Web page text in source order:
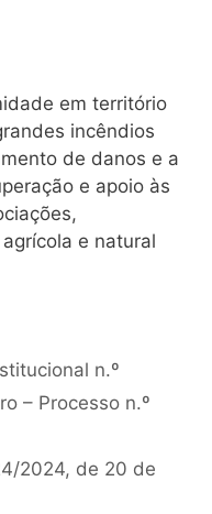
em território
incêndios
de danos e a
e apoio às
e natural
n.º
– Processo n.º
2024, de 20 de